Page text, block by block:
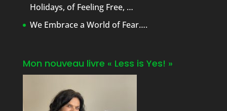
Holidays, of Feeling Free, …
We Embrace a World of Fear….
Mon nouveau livre « Less is Yes! »